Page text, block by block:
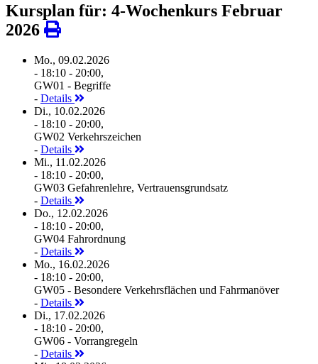
Kursplan für: 4-Wochenkurs Februar
2026
Mo., 09.02.2026
- 18:10 - 20:00,
GW01 - Begriffe
- Details
Di., 10.02.2026
- 18:10 - 20:00,
GW02 Verkehrszeichen
- Details
Mi., 11.02.2026
- 18:10 - 20:00,
GW03 Gefahrenlehre, Vertrauensgrundsatz
- Details
Do., 12.02.2026
- 18:10 - 20:00,
GW04 Fahrordnung
- Details
Mo., 16.02.2026
- 18:10 - 20:00,
GW05 - Besondere Verkehrsflächen und Fahrmanöver
- Details
Di., 17.02.2026
- 18:10 - 20:00,
GW06 - Vorrangregeln
- Details